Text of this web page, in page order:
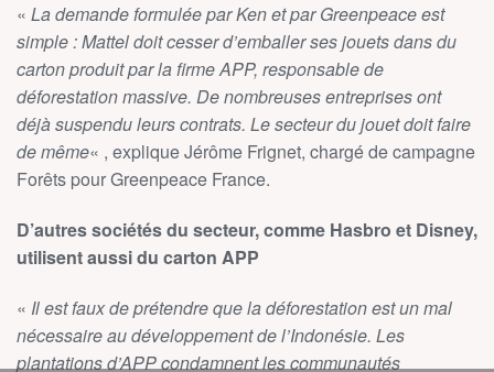
« La demande formulée par Ken et par Greenpeace est
simple : Mattel doit cesser d’emballer ses jouets dans du
carton produit par la firme APP, responsable de
déforestation massive. De nombreuses entreprises ont
déjà suspendu leurs contrats. Le secteur du jouet doit faire
de même« , explique Jérôme Frignet, chargé de campagne
Forêts pour Greenpeace France.
D’autres sociétés du secteur, comme Hasbro et Disney,
utilisent aussi du carton APP
« Il est faux de prétendre que la déforestation est un mal
nécessaire au développement de l’Indonésie. Les
plantations d’APP condamnent les communautés